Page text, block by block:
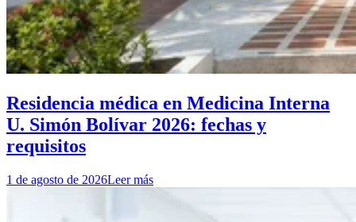
Residencia médica en Medicina Interna
U. Simón Bolívar 2026: fechas y
requisitos
1 de agosto de 2026Leer más